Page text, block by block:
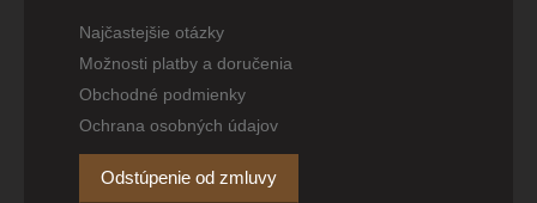
Najčastejšie otázky
Možnosti platby a doručenia
Obchodné podmienky
Ochrana osobných údajov
Odstúpenie od zmluvy